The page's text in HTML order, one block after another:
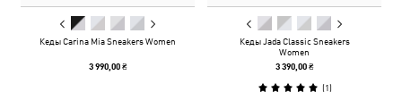
Кеды Carina Mia Sneakers Women
3 990,00 ₴
Кеды Jada Classic Sneakers
Women
3 390,00 ₴
(1)